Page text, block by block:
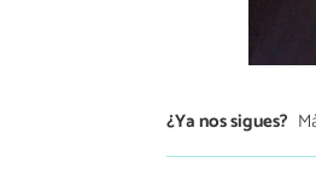
¿Ya nos sigues?